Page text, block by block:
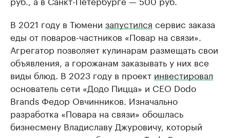
В 2021 году в Тюмени запустился сервис заказа
еды от поваров-частников «Повар на связи».
Агрегатор позволяет кулинарам размещать свои
объявления, а горожанам заказывать у них все
виды блюд. В 2023 году в проект инвестировал
основатель сети «Додо Пицца» и CEO Dodo
Brands Федор Овчинников. Изначально
разработка «Повара на связи» обошлась
бизнесмену Владиславу Джуровичу, который